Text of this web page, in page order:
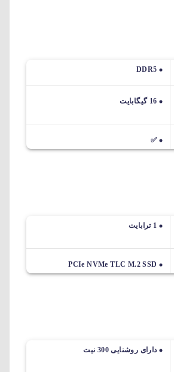
DDR5
16 گیگابایت
✅
1 ترابایت
PCIe NVMe TLC M.2 SSD
دارای روشنایی 300 نیت